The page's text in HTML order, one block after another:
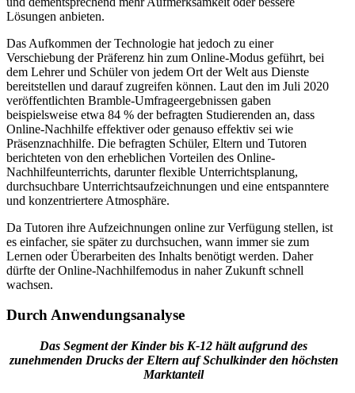
Lösungen anbieten.
Das Aufkommen der Technologie hat jedoch zu einer
Verschiebung der Präferenz hin zum Online-Modus geführt, bei
dem Lehrer und Schüler von jedem Ort der Welt aus Dienste
bereitstellen und darauf zugreifen können. Laut den im Juli 2020
veröffentlichten Bramble-Umfrageergebnissen gaben
beispielsweise etwa 84 % der befragten Studierenden an, dass
Online-Nachhilfe effektiver oder genauso effektiv sei wie
Präsenznachhilfe. Die befragten Schüler, Eltern und Tutoren
berichteten von den erheblichen Vorteilen des Online-
Nachhilfeunterrichts, darunter flexible Unterrichtsplanung,
durchsuchbare Unterrichtsaufzeichnungen und eine entspanntere
und konzentriertere Atmosphäre.
Da Tutoren ihre Aufzeichnungen online zur Verfügung stellen, ist
es einfacher, sie später zu durchsuchen, wann immer sie zum
Lernen oder Überarbeiten des Inhalts benötigt werden. Daher
dürfte der Online-Nachhilfemodus in naher Zukunft schnell
wachsen.
Durch Anwendungsanalyse
Das Segment der Kinder bis K-12 hält aufgrund des
zunehmenden Drucks der Eltern auf Schulkinder den höchsten
Marktanteil